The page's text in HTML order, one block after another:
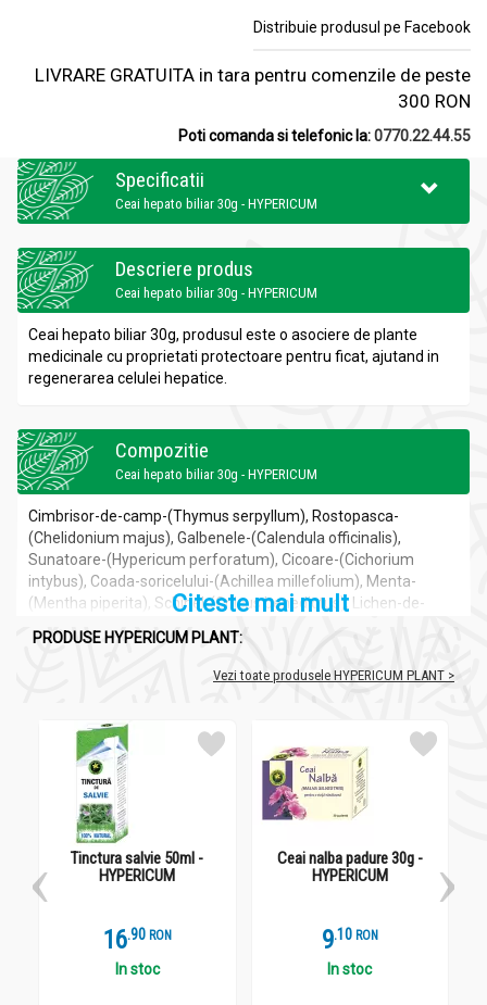
Distribuie produsul pe Facebook
LIVRARE GRATUITA in tara pentru comenzile de peste
300 RON
Poti comanda si telefonic la:0770.22.44.55
Specificatii
Ceai hepato biliar 30g - HYPERICUM
Descriere produs
Ceai hepato biliar 30g - HYPERICUM
Ceai hepato biliar 30g, produsul este o asociere de plante
medicinale cu proprietati protectoare pentru ficat, ajutand in
regenerarea celulei hepatice.
Compozitie
Ceai hepato biliar 30g - HYPERICUM
Cimbrisor-de-camp-(Thymus serpyllum), Rostopasca-
(Chelidonium majus), Galbenele-(Calendula officinalis),
Sunatoare-(Hypericum perforatum), Cicoare-(Cichorium
intybus), Coada-soricelului-(Achillea millefolium), Menta-
(Mentha piperita), Schinel-(Cnicus benedictus), Lichen-de-
Ceai hepato biliar 30g - HYPERICUM
Se administreaza ca adjuvant in: dischinezie biliara, hepatite,
insuficienta biliara, colecistita, ciroza hepatica, litiaza biliara.
Rol coleretic-colagog, antispastic, decongestiv, antiseptic,
antiinflamator.
Ceai hepato biliar 30g - HYPERICUM
Intern – infuzie din 1-2 lingurite planta (1-2 plicuri) la 200 ml
Citeste mai mult
PRODUSE HYPERICUM PLANT:
Vezi toate produsele HYPERICUM PLANT >
Tinctura salvie 50ml -
HYPERICUM
16.9 RON
In stoc
Ceai nalba padure 30g -
HYPERICUM
9.1 RON
In stoc